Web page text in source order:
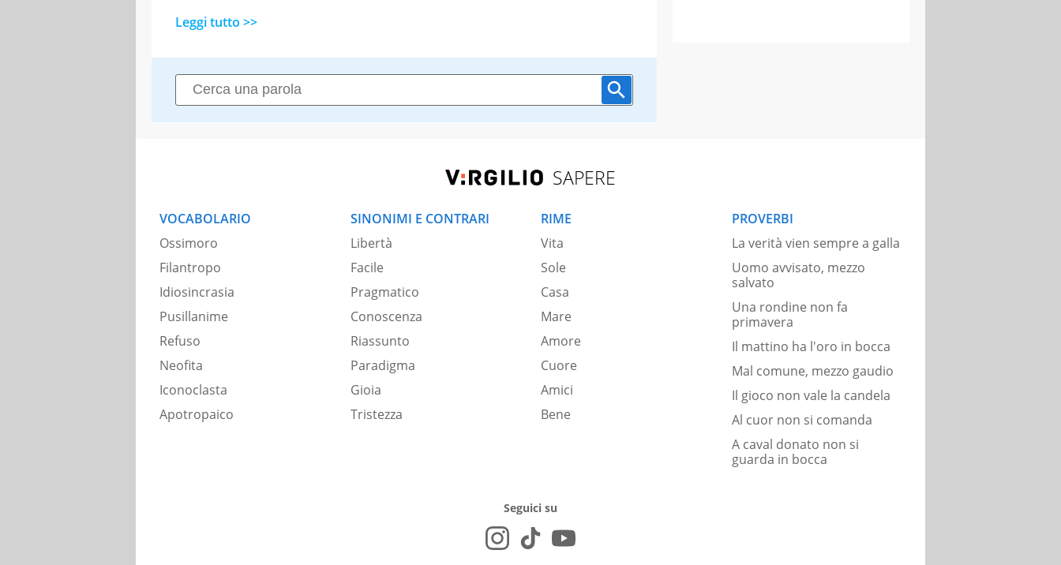
Leggi tutto >>
SAPERE
VOCABOLARIO
Ossimoro
Filantropo
Idiosincrasia
Pusillanime
Refuso
Neofita
Iconoclasta
Apotropaico
SINONIMI E CONTRARI
Libertà
Facile
Pragmatico
Conoscenza
Riassunto
Paradigma
Gioia
Tristezza
RIME
Vita
Sole
Casa
Mare
Amore
Cuore
Amici
Bene
PROVERBI
La verità vien sempre a galla
Uomo avvisato, mezzo
salvato
Una rondine non fa
primavera
Il mattino ha l'oro in bocca
Mal comune, mezzo gaudio
Il gioco non vale la candela
Al cuor non si comanda
A caval donato non si
guarda in bocca
Seguici su